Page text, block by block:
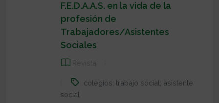
F.E.D.A.A.S. en la vida de la
profesión de
Trabajadores/Asistentes
Sociales
Revista
colegios; trabajo social; asistente
social